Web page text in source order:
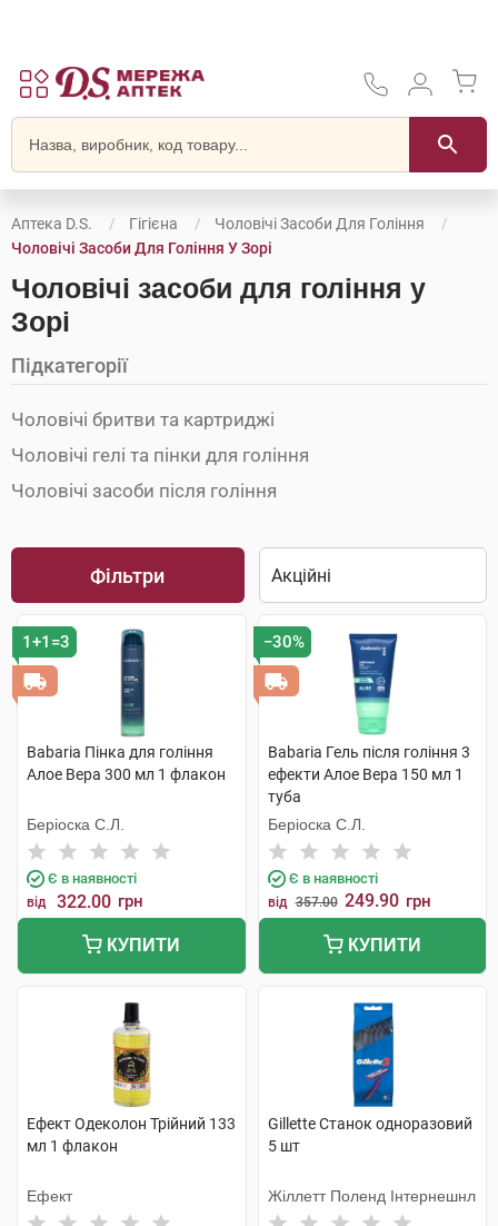
Аптека D.S. Гігієна
Чоловічі Засоби Для Гоління
Чоловічі Засоби Для Гоління У Зорі
Чоловічі засоби для гоління у
Зорі
Підкатегорії
Чоловічі бритви та картриджі
Чоловічі гелі та пінки для гоління
Чоловічі засоби після гоління
Фільтри
1+1=3
Babaria Пінка для гоління
Алое Вера 300 мл 1 флакон
Беріоска С.Л.
Є в наявності
від 322.00 грн
КУПИТИ
−30%
Babaria Гель після гоління 3
ефекти Алое Вера 150 мл 1
туба
Беріоска С.Л.
Є в наявності
від 357.00 249.90 грн
КУПИТИ
Ефект Одеколон Трійний 133
мл 1 флакон
Ефект
Gillette Станок одноразовий
5 шт
Жіллетт Поленд Інтернешнл